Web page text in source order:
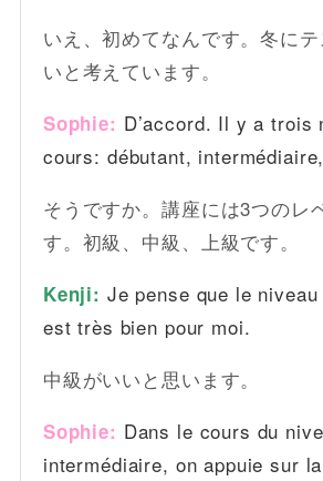
いえ、初めてなんです。冬に
いと考えています。
Sophie: D’accord. Il y a trois
cours: débutant,
そうですか。講座には3つのレ
す。初級、中級、上級です。
Kenji: Je pense que le
est très bien pour moi.
中級がいいと思います。
Sophie: Dans le cours du
intermédiaire, on appuie sur